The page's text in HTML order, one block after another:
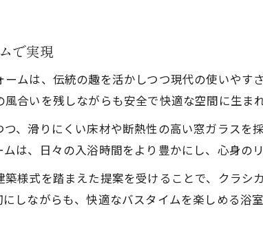
フォームで手すりや段差解消もクラシカルに
を重視したクラシカルお風呂リフォーム実例
悩みを解消するリフォーム提案
を快適に変えるお風呂リフォームの方法
フォームで解決する古い浴室の課題
りやすさを防ぐお風呂リフォームの工夫
ルな雰囲気を残しつつ悩み解消リフォーム
で実現
ムは、伝統の趣を活かしつつ現代の使いやす
合いを残しながらも安全で快適な空間に生ま
、滑りにくい床材や断熱性の高い窓ガラスを
は、日々の入浴時間をより豊かにし、心身の
様式を踏まえた提案を受けることで、クラシ
しながらも、快適なバスタイムを楽しめる浴室